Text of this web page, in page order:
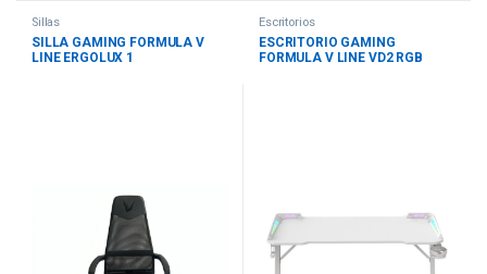
Sillas
SILLA GAMING FORMULA V
LINE ERGOLUX 1
Escritorios
ESCRITORIO GAMING
FORMULA V LINE VD2 RGB